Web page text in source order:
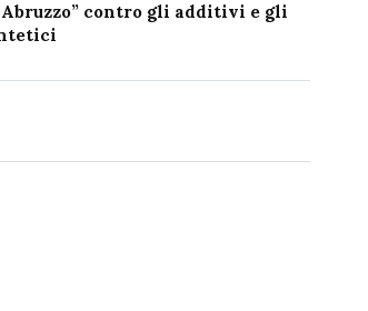
Abruzzo” contro gli additivi e gli